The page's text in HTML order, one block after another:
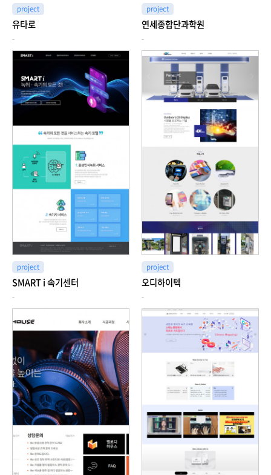
project
유타로
-
project
연세종합단과학원
-
project
SMART i 속기센터
-
project
오디하이텍
-